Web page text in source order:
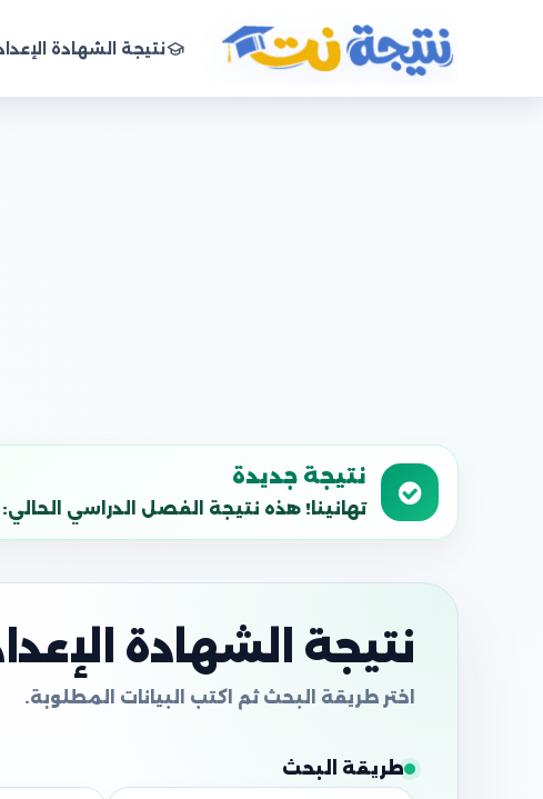
نتيجة نت
نتيجة الشهادة
نتيجة جديدة
تهانينا! هذه نتيجة الفصل الدراسي الحالي:
نتيجة الشهادة
طريقة البحث